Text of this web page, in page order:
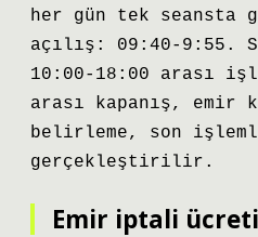
her gün tek seansta
açılış: 09:40-9:55.
10:00-18:00 arası
arası kapanış, emir
belirleme, son
gerçekleştirilir.
Emir iptali